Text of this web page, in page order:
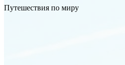
Путешествия по миру